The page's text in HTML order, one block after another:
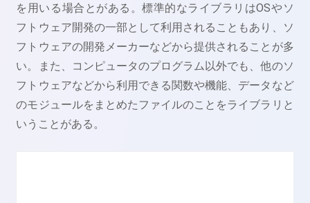
を用いる場合とがある。標準的なライブラリはOSやソ
フトウェア開発の一部として利用されることもあり、ソ
フトウェアの開発メーカーなどから提供されることが多
い。また、コンピュータのプログラム以外でも、他のソ
フトウェアなどから利用できる関数や機能、データなど
のモジュールをまとめたファイルのことをライブラリと
いうことがある。